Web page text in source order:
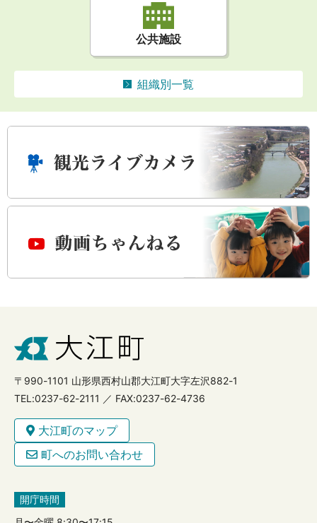
公共施設
組織別一覧
〒990-1101 山形県西村山郡大江町大字左沢882-1
TEL:0237-62-2111 ／ FAX:0237-62-4736
大江町のマップ
町へのお問い合わせ
開庁時間